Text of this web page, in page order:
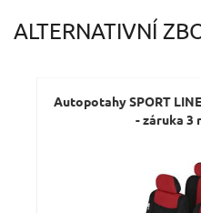
ALTERNATIVNÍ
Autopotahy SPORT
- záruka 3